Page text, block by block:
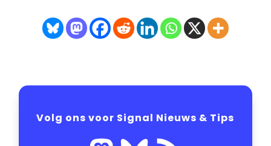
Volg ons voor Signal Nieuws & Tips